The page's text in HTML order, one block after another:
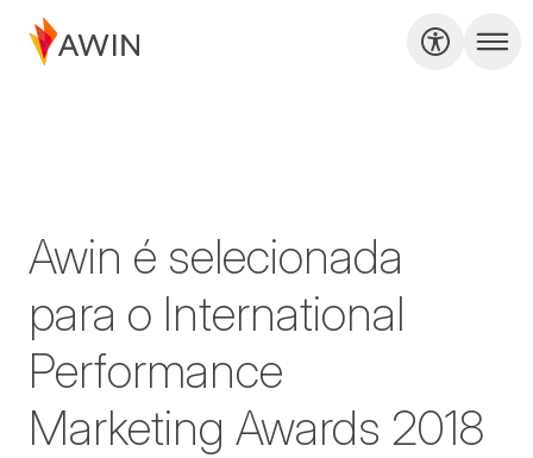
Awin é selecionada
para o International
Performance
Marketing Awards 2018